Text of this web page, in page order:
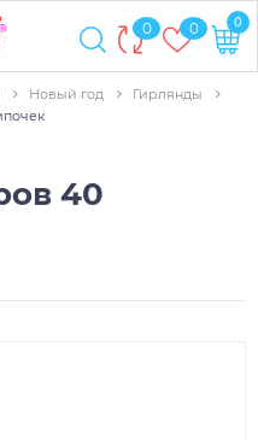
0 0 0
Новый год
Гирлянды
40